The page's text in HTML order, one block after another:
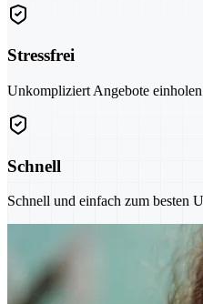
Stressfrei
Unkompliziert Angebote
Schnell
Schnell und einfach zum besten